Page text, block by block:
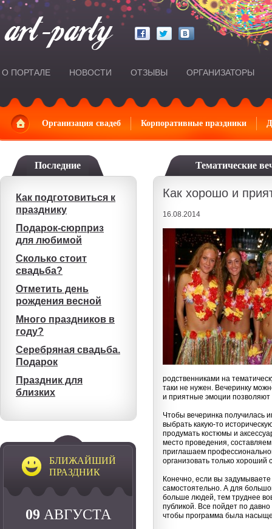
О ПОРТАЛЕ НОВОСТИ ОТЗЫВЫ ОРГАНИЗАТОРЫ
ГлавнаяОрганизация свадеб Корпоративные праздники
Последние
Как подготовиться к
празднику
Подарок-сюрприз
для любимой
Сколько стоит
свадьба?
Отметить день
рождения весной
Много праздников в
году?
Серебряная свадьба.
Подарок
Праздник для
близких
БЛИЖАЙШИЙ
ПРАЗДНИК
09 АВГУСТА
Тематические
Как хорошо и
16.08.2014
родственниками на
таки не нужен. Вечеринку
и приятные эмоции позволяют
Чтобы вечеринка получилась
выбрать какую-то
продумать костюмы и
место проведения,
приглашаем
организовать только хороший
Конечно, если вы
самостоятельно. А для
больше людей, тем труднее
публикой. Все пойдет по
чтобы программа была